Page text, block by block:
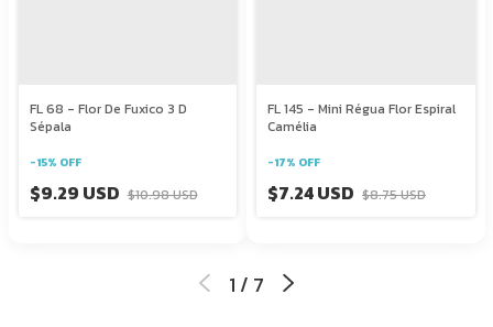
FL 68 - Flor De Fuxico 3 D
Sépala
-15% OFF
$9.29 USD $10.98 USD
FL 145 - Mini Régua Flor Espiral
Camélia
-17% OFF
$7.24 USD $8.75 USD
1 / 7